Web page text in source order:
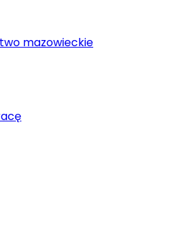
mazowieckie